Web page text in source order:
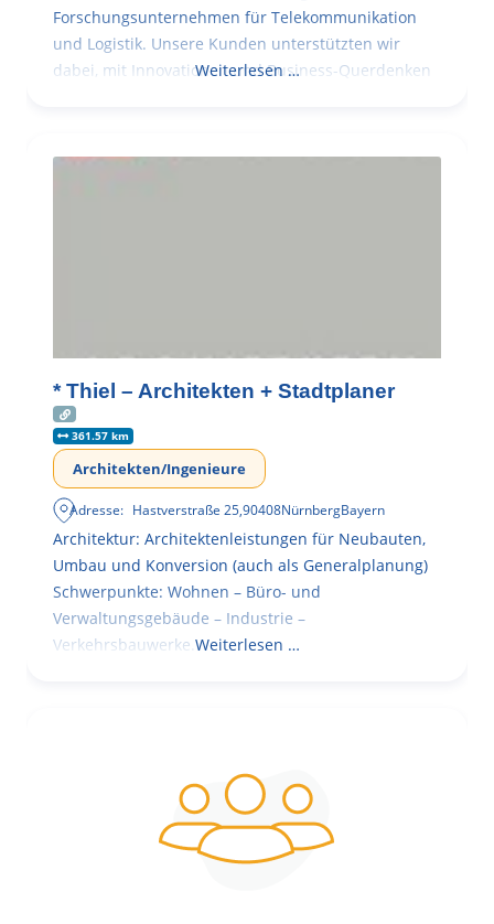
Forschungsunternehmen für Telekommunikation
und Logistik. Unsere Kunden unterstützten wir
dabei, mit Innovationen und Business-Querdenken
Weiterlesen …
* Thiel – Architekten + Stadtplaner
361.57 km
Architekten/Ingenieure
Adresse: Hastverstraße 25,90408NürnbergBayern
Architektur: Architektenleistungen für Neubauten,
Umbau und Konversion (auch als Generalplanung)
Schwerpunkte: Wohnen – Büro- und
Verwaltungsgebäude – Industrie –
Verkehrsbauwerke. Weiterlesen …